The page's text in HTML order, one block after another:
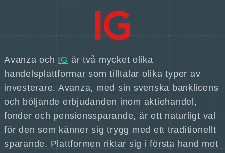
Avanza och IG är två mycket olika
handelsplattformar som tilltalar olika typer av
investerare. Avanza, med sin svenska banklicens
och böljande erbjudanden inom aktiehandel,
fonder och pensionssparande, är ett naturligt val
för den som känner sig trygg med ett traditionellt
sparande. Plattformen riktar sig i första hand mot